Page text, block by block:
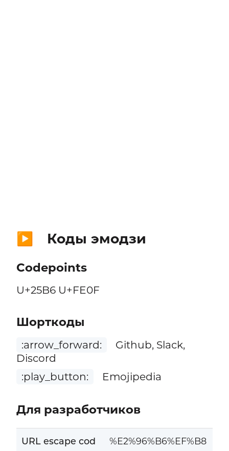
▶️ Коды эмодзи
Codepoints
U+25B6 U+FE0F
Шорткоды
:arrow_forward:
Github, Slack,
Discord
:play_button:
Emojipedia
Для разработчиков
URL escape cod
%E2%96%B6%EF%B8